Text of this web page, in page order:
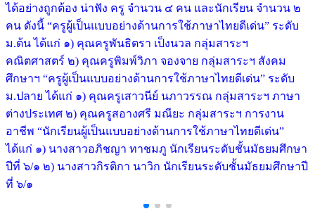
ได้อย่างถูกต้อง น่าฟัง ครู จำนวน ๔ คน และนักเรียน จำนวน ๒
คน ดังนี้ “ครูผู้เป็นแบบอย่างด้านการใช้ภาษาไทยดีเด่น” ระดับ
ม.ต้น ได้แก่ ๑) คุณครูพันธิตรา เป็งนวล กลุ่มสาระฯ
คณิตศาสตร์ ๒) คุณครูพิมพ์วิภา จองจาย กลุ่มสาระฯ สังคม
ศึกษาฯ “ครูผู้เป็นแบบอย่างด้านการใช้ภาษาไทยดีเด่น” ระดับ
ม.ปลาย ได้แก่ ๑) คุณครูเสาวนีย์ นภาวรรณ กลุ่มสาระฯ ภาษา
ต่างประเทศ ๒) คุณครูสอางศรี มณียะ กลุ่มสาระฯ การงาน
อาชีพ “นักเรียนผู้เป็นแบบอย่างด้านการใช้ภาษาไทยดีเด่น”
ได้แก่ ๑) นางสาวอภิชญา ทาชมภู นักเรียนระดับชั้นมัธยมศึกษา
ปีที่ ๖/๑ ๒) นางสาวกิรติกา นาวิก นักเรียนระดับชั้นมัธยมศึกษาปี
ที่ ๖/๑